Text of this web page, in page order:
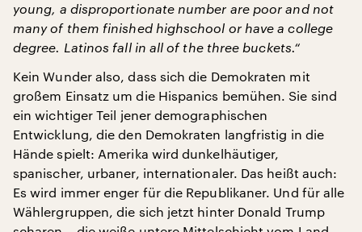
young, a disproportionate number are poor and not
many of them finished highschool or have a college
degree. Latinos fall in all of the three buckets.“
Kein Wunder also, dass sich die Demokraten mit
großem Einsatz um die Hispanics bemühen. Sie sind
ein wichtiger Teil jener demographischen
Entwicklung, die den Demokraten langfristig in die
Hände spielt: Amerika wird dunkelhäutiger,
spanischer, urbaner, internationaler. Das heißt auch:
Es wird immer enger für die Republikaner. Und für alle
Wählergruppen, die sich jetzt hinter Donald Trump